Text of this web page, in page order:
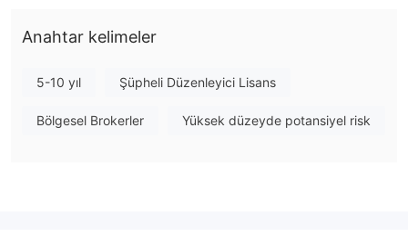
Alım Satım Platformu
Anahtar kelimeler
5-10 yıl Şüpheli Düzenleyici Lisans
Bölgesel Brokerler Yüksek düzeyde potansiyel risk